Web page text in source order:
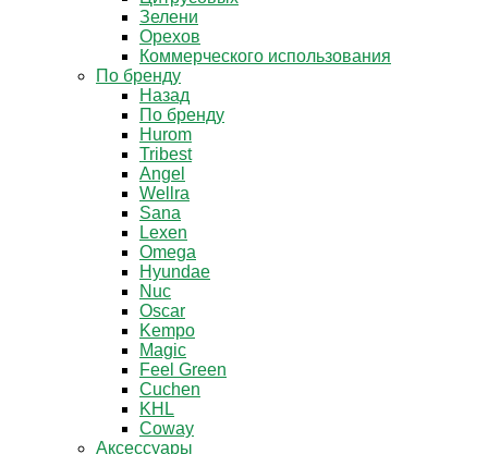
Зелени
Орехов
Коммерческого использования
По бренду
Назад
По бренду
Hurom
Tribest
Angel
Wellra
Sana
Lexen
Omega
Hyundae
Nuc
Oscar
Kempo
Magic
Feel Green
Cuchen
KHL
Coway
Аксессуары